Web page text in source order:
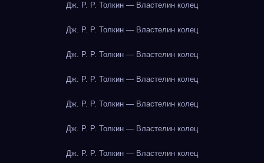
Дж. Р. Р. Толкин — Властелин колец
Дж. Р. Р. Толкин — Властелин колец
Дж. Р. Р. Толкин — Властелин колец
Дж. Р. Р. Толкин — Властелин колец
Дж. Р. Р. Толкин — Властелин колец
Дж. Р. Р. Толкин — Властелин колец
Дж. Р. Р. Толкин — Властелин колец